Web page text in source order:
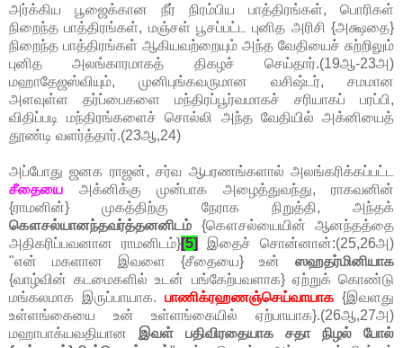
அர்க்கிய பூஜைக்கான நீர் நிரம்பிய பாத்திரங்கள், பொரிகள்
நிறைந்த பாத்திரங்கள், மஞ்சள் பூசப்பட்ட புனித அரிசி {அக்ஷதை}
நிறைந்த பாத்திரங்கள் ஆகியவற்றையும் அந்த வேதியைச் சுற்றிலும்
புனித அலங்காரமாகத் திகழச் செய்தார்.(19ஆ-23அ)
மஹாதேஜஸ்வியும், முனிபுங்கவருமான வசிஷ்டர், சமமான
அளவுள்ள தர்ப்பைகளை மந்திரப்பூர்வமாகச் சரியாகப் பரப்பி,
விதிப்படி மந்திரங்களைச் சொல்லி அந்த வேதியில் அக்னியைத்
தூண்டி வளர்த்தார்.(23ஆ,24)
அப்போது ஜனக ராஜன், சர்வ ஆபரணங்களால் அலங்கரிக்கப்பட்ட
சீதையை அக்னிக்கு முன்பாக அழைத்துவந்து, ராகவனின்
{ராமனின்} முகத்திற்கு நேராக நிறுத்தி, அந்தக்
கௌசல்யானந்தவர்த்தனனிடம் {கௌசல்யையின் ஆனந்தத்தை
அதிகரிப்பவனான ராமனிடம்}[5]
இதைச் சொன்னான்:(25,26அ)
"என் மகளான இவளை {சீதையை} உன் ஸஹதர்மினியாக
{வாழ்வின் கடமைகளில் உடன் பங்கேற்பவளாக} ஏற்றுக் கொண்டு
மங்கலமாக இருப்பாயாக. பாணிக்ரஹணஞ்செய்வாயாக {இவளது
உள்ளங்கையை உன் உள்ளங்கையில் ஏற்பாயாக}.(26ஆ,27அ)
மஹாபாக்யவதியான இவள் பதிவிரதையாக சதா நிழல் போல்